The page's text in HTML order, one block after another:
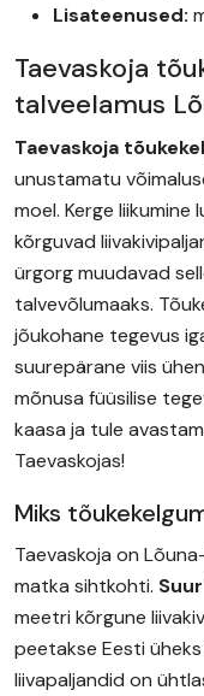
Lisateenused:
Taevaskoja
talveelamus
Taevaskoja
unustamatu
moel. Kerge liikumine
kõrguvad
ürgorg muudavad
talvevõlumaaks.
jõukohane tegevus
suurepärane viis
mõnusa füüsilise
kaasa ja tule
Taevaskojas!
Miks
Taevaskoja on
matka sihtkohti.
meetri kõrgune
peetakse Eesti
liivapaljandid on